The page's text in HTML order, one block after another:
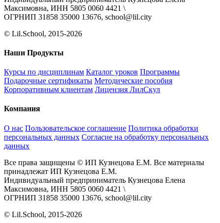
Максимовна, ИНН 5805 0060 4421 \
ОГРНИП 31858 35000 13676, school@lil.city
© Lil.School, 2015‐2026
Наши Продукты
Курсы по дисциплинам Каталог уроков Программы
Подарочные сертификаты Методические пособия
Корпоративным клиентам Лицензия ЛилСкул
Компания
О нас Пользовательское соглашение Политика обработки
персональных данных Согласие на обработку персональных
данных
Все права защищены © ИП Кузнецова Е.М. Все материалы
принадлежат ИП Кузнецова Е.М.
Индивидуальный предприниматель Кузнецова Елена
Максимовна, ИНН 5805 0060 4421 \
ОГРНИП 31858 35000 13676, school@lil.city
© Lil.School, 2015‐2026